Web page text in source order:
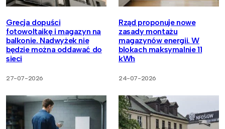
Grecja dopuści
fotowoltaikę i magazyn na
balkonie. Nadwyżek nie
będzie można oddawać do
sieci
27-07-2026
Rząd proponuje nowe
zasady montażu
magazynów energii. W
blokach maksymalnie 11
kWh
24-07-2026